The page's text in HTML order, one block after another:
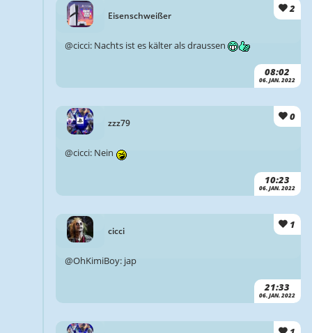
Eisenschweißer
2
08:02
06. JAN. 2022
@cicci: Nachts ist es kälter als draussen
zzz79
0
10:23
06. JAN. 2022
@cicci: Nein
cicci
1
21:33
06. JAN. 2022
@OhKimiBoy: jap